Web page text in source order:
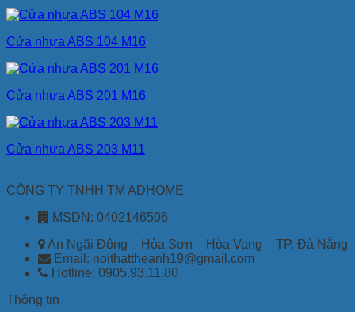
Cửa nhựa ABS 104 M16
Cửa nhựa ABS 201 M16
Cửa nhựa ABS 203 M11
CÔNG TY TNHH TM ADHOME
MSDN: 0402146506
An Ngãi Đông – Hòa Sơn – Hòa Vang – TP. Đà Nẵng
Email: noithattheanh19@gmail.com
Hotline: 0905.93.11.80
Thông tin